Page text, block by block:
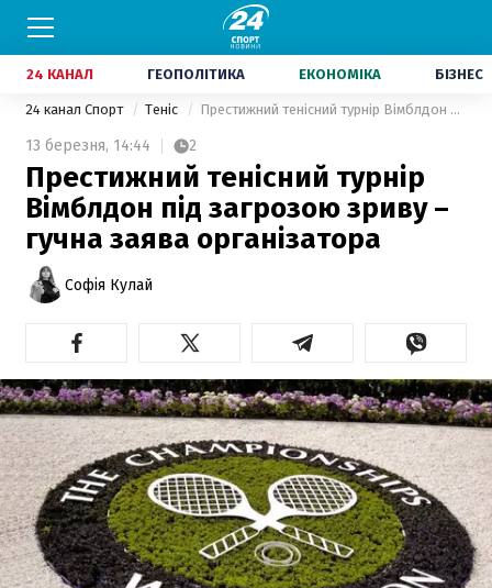
24 КАНАЛ ГЕОПОЛІТИКА ЕКОНОМІКА БІЗНЕС
24 канал Спорт Теніс Престижний тенісний турнір Вімблдон під загрозою зриву – гучна заява організатора
13 березня, 14:44 2
Престижний тенісний турнір
Вімблдон під загрозою зриву –
гучна заява організатора
Софія Кулай